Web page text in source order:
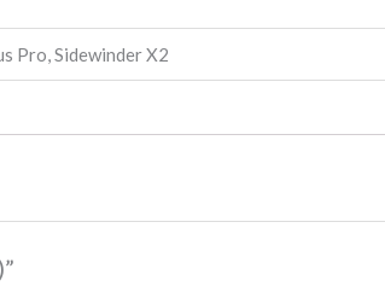
Pro, Sidewinder X2